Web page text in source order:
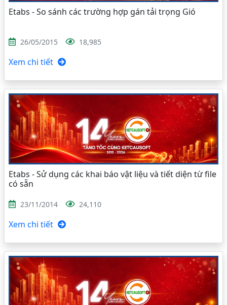
Etabs - So sánh các trường hợp gán tải trọng Gió
26/05/2015 18,985
Xem chi tiết
Etabs - Sử dụng các khai báo vật liệu và tiết diện từ file
có sẵn
23/11/2014 24,110
Xem chi tiết